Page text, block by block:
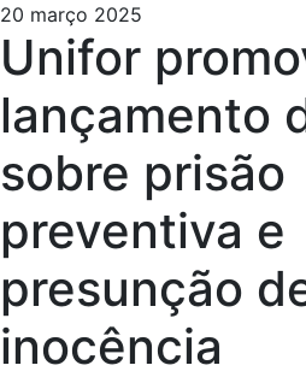
20 março 2025
Unifor
lançamento
sobre prisão
preventiva e
presunção
inocência